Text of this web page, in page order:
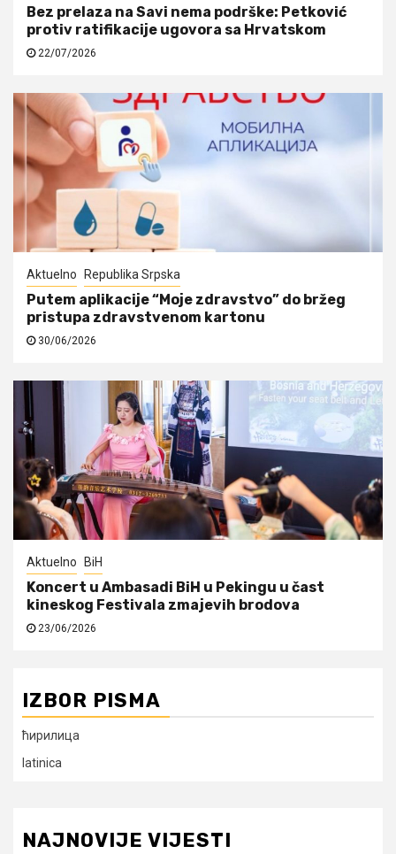
Bez prelaza na Savi nema podrške: Petković
protiv ratifikacije ugovora sa Hrvatskom
22/07/2026
Aktuelno Republika Srpska
Putem aplikacije “Moje zdravstvo” do bržeg
pristupa zdravstvenom kartonu
30/06/2026
Aktuelno BiH
Koncert u Ambasadi BiH u Pekingu u čast
kineskog Festivala zmajevih brodova
23/06/2026
IZBOR PISMA
ћирилица
latinica
NAJNOVIJE VIJESTI